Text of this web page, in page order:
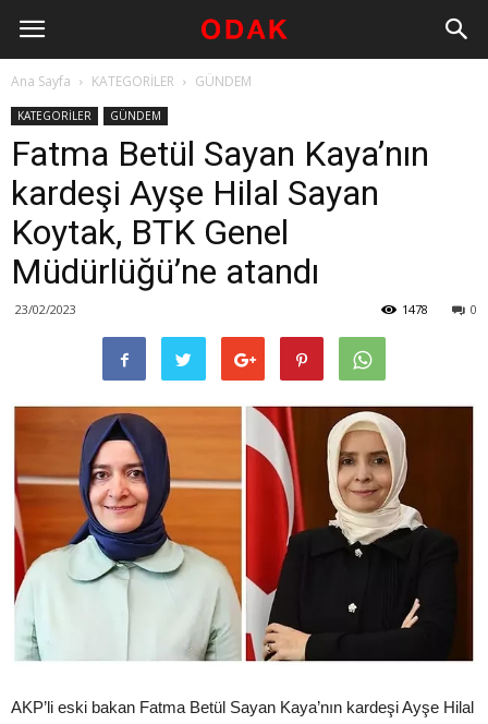
Ana Sayfa KATEGORİLER GÜNDEM
KATEGORİLER GÜNDEM
Fatma Betül Sayan Kaya’nın
kardeşi Ayşe Hilal Sayan
Koytak, BTK Genel
Müdürlüğü’ne atandı
23/02/2023 0
1478
AKP’li eski bakan Fatma Betül Sayan Kaya’nın kardeşi Ayşe Hilal